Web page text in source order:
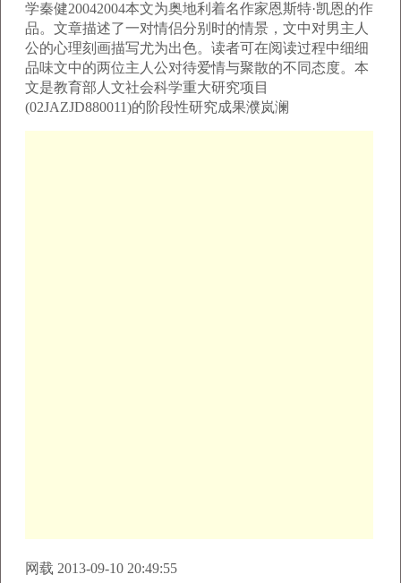
学秦健20042004本文为奥地利着名作家恩斯特·凯恩的作
品。文章描述了一对情侣分别时的情景，文中对男主人
公的心理刻画描写尤为出色。读者可在阅读过程中细细
品味文中的两位主人公对待爱情与聚散的不同态度。本
文是教育部人文社会科学重大研究项目
(02JAZJD880011)的阶段性研究成果濮岚澜
网载 2013-09-10 20:49:55